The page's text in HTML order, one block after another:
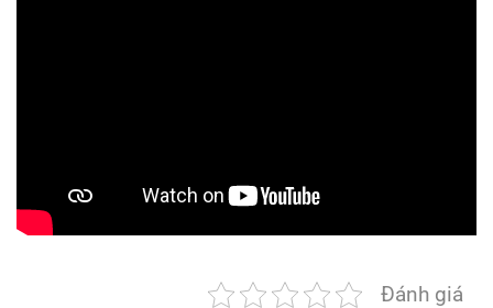
Đánh giá